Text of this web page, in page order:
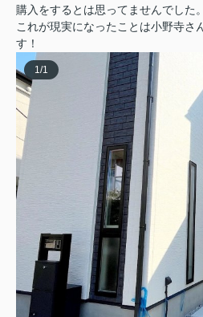
購入をするとは思ってませんでした。
これが現実になったことは小野寺さ
す！
1/1